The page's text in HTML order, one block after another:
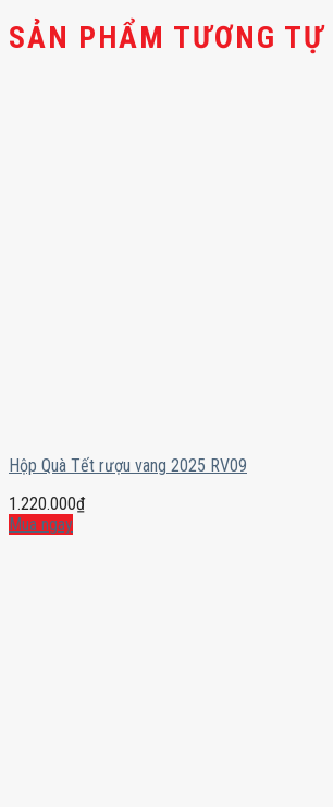
SẢN PHẨM TƯƠNG TỰ
Hộp Quà Tết rượu vang 2025 RV09
1.220.000₫
Mua ngay